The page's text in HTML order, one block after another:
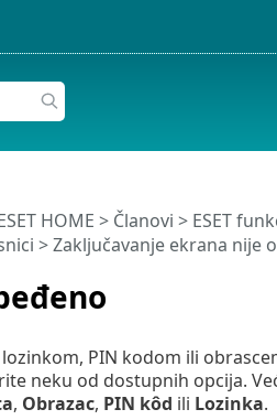
HOME > Članovi > ESET
> Zaključavanje ekrana nije
PIN kodom ili
neku od dostupnih opcija.
, Obrazac, PIN kôd ili Lozinka.